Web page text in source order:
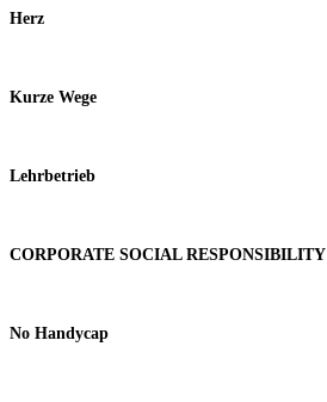
Herz
Kurze Wege
Lehrbetrieb
CORPORATE SOCIAL RESPONSIBILITY
No Handycap